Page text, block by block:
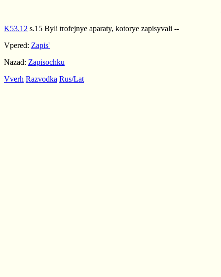
K53.12 s.15 Byli trofejnye aparaty, kotorye zapisyvali --
Vpered: Zapis'
Nazad: Zapisochku
Vverh Razvodka Rus/Lat